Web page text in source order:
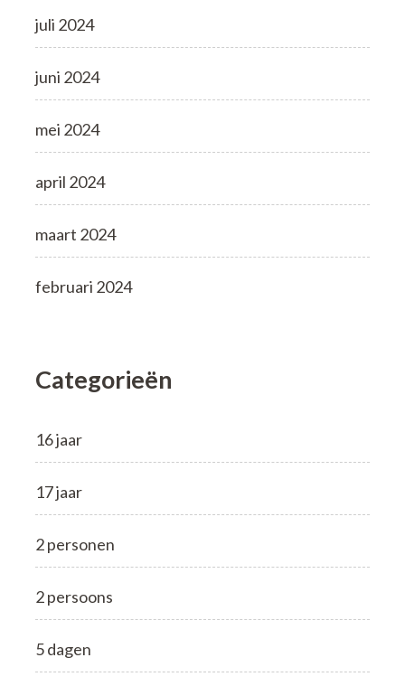
juli 2024
juni 2024
mei 2024
april 2024
maart 2024
februari 2024
Categorieën
16 jaar
17 jaar
2 personen
2 persoons
5 dagen